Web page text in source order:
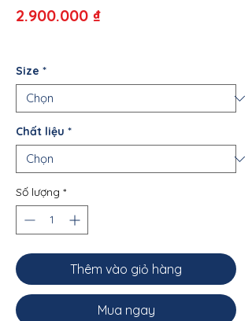
2.900.000 ₫Giá
Size *
Chất liệu *
Số lượng *
Thêm vào giỏ hàng
Mua ngay